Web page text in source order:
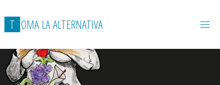
T OMA LAALTERNATIVA